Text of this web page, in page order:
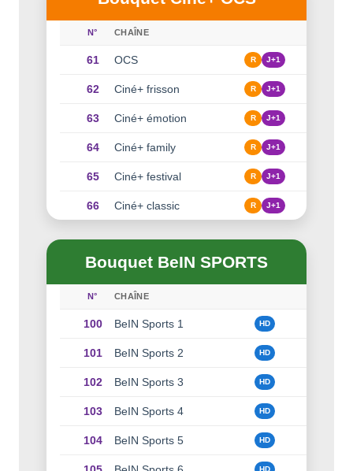
N° CHAÎNE
61 OCS R J+1
62 Ciné+ frisson R J+1
63 Ciné+ émotion R J+1
64 Ciné+ family R J+1
65 Ciné+ festival R J+1
66 Ciné+ classic R J+1
Bouquet BeIN SPORTS
N° CHAÎNE
100 BeIN Sports 1 HD
101 BeIN Sports 2 HD
102 BeIN Sports 3 HD
103 BeIN Sports 4 HD
104 BeIN Sports 5 HD
HD